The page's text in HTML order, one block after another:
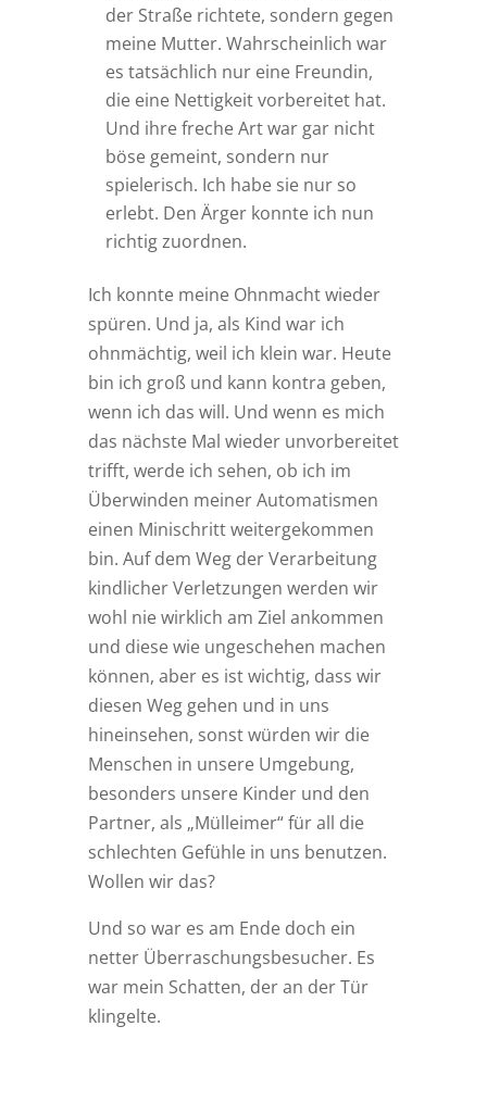
der Straße richtete, sondern gegen
meine Mutter. Wahrscheinlich war
es tatsächlich nur eine Freundin,
die eine Nettigkeit vorbereitet hat.
Und ihre freche Art war gar nicht
böse gemeint, sondern nur
spielerisch. Ich habe sie nur so
erlebt. Den Ärger konnte ich nun
richtig zuordnen.
Ich konnte meine Ohnmacht wieder
spüren. Und ja, als Kind war ich
ohnmächtig, weil ich klein war. Heute
bin ich groß und kann kontra geben,
wenn ich das will. Und wenn es mich
das nächste Mal wieder unvorbereitet
trifft, werde ich sehen, ob ich im
Überwinden meiner Automatismen
einen Minischritt weitergekommen
bin. Auf dem Weg der Verarbeitung
kindlicher Verletzungen werden wir
wohl nie wirklich am Ziel ankommen
und diese wie ungeschehen machen
können, aber es ist wichtig, dass wir
diesen Weg gehen und in uns
hineinsehen, sonst würden wir die
Menschen in unsere Umgebung,
besonders unsere Kinder und den
Partner, als „Mülleimer“ für all die
schlechten Gefühle in uns benutzen.
Wollen wir das?
Und so war es am Ende doch ein
netter Überraschungsbesucher. Es
war mein Schatten, der an der Tür
klingelte.